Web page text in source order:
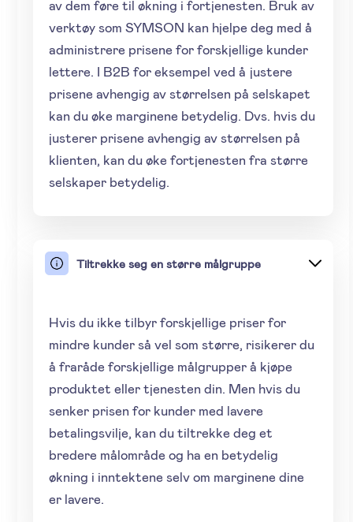
av dem føre til økning i fortjenesten. Bruk av
verktøy som SYMSON kan hjelpe deg med å
administrere prisene for forskjellige kunder
lettere. I B2B for eksempel ved å justere
prisene avhengig av størrelsen på selskapet
kan du øke marginene betydelig. Dvs. hvis du
justerer prisene avhengig av størrelsen på
klienten, kan du øke fortjenesten fra større
selskaper betydelig.
Tiltrekke seg en større målgruppe
Hvis du ikke tilbyr forskjellige priser for
mindre kunder så vel som større, risikerer du
å fraråde forskjellige målgrupper å kjøpe
produktet eller tjenesten din. Men hvis du
senker prisen for kunder med lavere
betalingsvilje, kan du tiltrekke deg et
bredere målområde og ha en betydelig
økning i inntektene selv om marginene dine
er lavere.